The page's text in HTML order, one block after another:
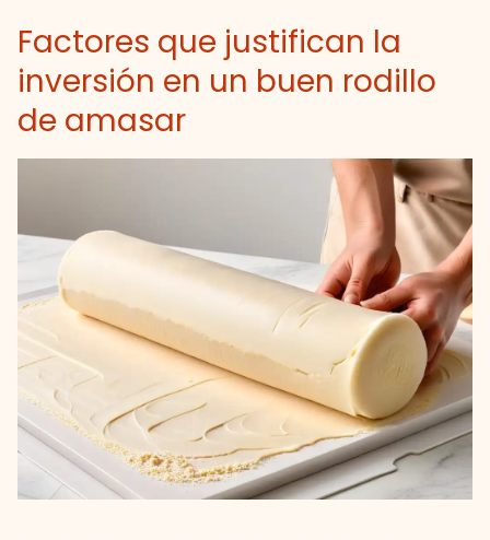
Factores que justifican la
inversión en un buen rodillo
de amasar